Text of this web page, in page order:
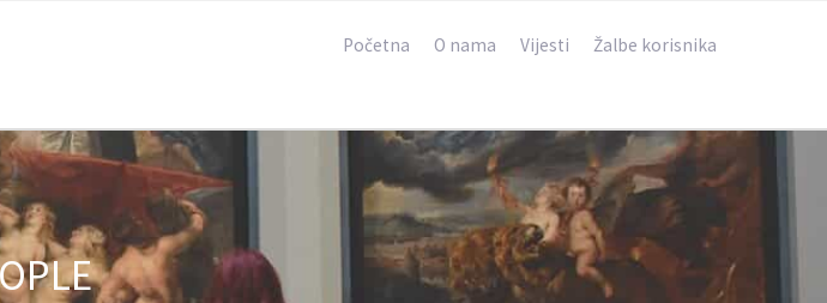
Početna O nama Vijesti Žalbe korisnika